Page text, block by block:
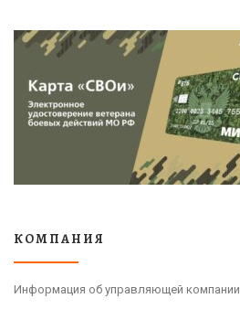
КОМПАНИЯ
Информация об управляющей компании